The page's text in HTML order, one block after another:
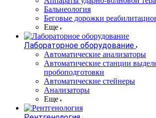
Бальнеология
Беговые дорожки
Еще
Лабораторное оборудование
Автоматические анализаторы
Автоматические станции
пробоподготовки
Автоматические стейнеры
Анализаторы
Еще